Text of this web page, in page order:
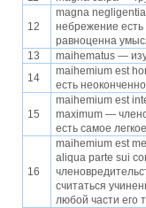
12
magna
небрежение есть
равноценна
13
maihematus —
14
maihemium est
есть
15
maihemium est
maximum —
есть самое
16
maihemium est
aliqua parte sui
считаться
любой части его